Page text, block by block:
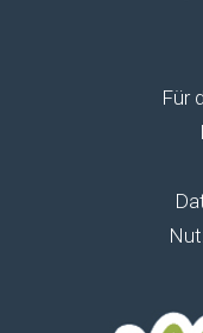
Für